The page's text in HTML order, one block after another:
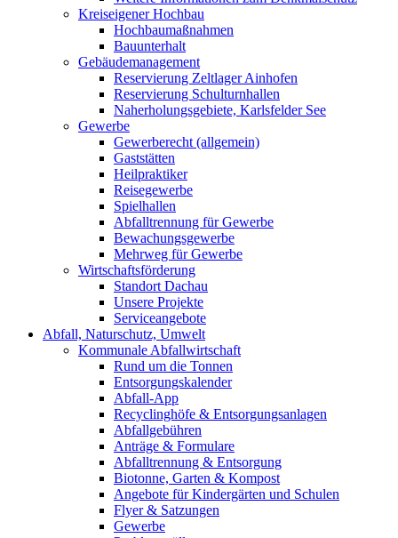
Kreiseigener Hochbau
Hochbaumaßnahmen
Bauunterhalt
Gebäudemanagement
Reservierung Zeltlager Ainhofen
Reservierung Schulturnhallen
Naherholungsgebiete, Karlsfelder See
Gewerbe
Gewerberecht (allgemein)
Gaststätten
Heilpraktiker
Reisegewerbe
Spielhallen
Abfalltrennung für Gewerbe
Bewachungsgewerbe
Mehrweg für Gewerbe
Wirtschaftsförderung
Standort Dachau
Unsere Projekte
Serviceangebote
Abfall, Naturschutz, Umwelt
Kommunale Abfallwirtschaft
Rund um die Tonnen
Entsorgungskalender
Abfall-App
Recyclinghöfe & Entsorgungsanlagen
Abfallgebühren
Anträge & Formulare
Abfalltrennung & Entsorgung
Biotonne, Garten & Kompost
Angebote für Kindergärten und Schulen
Flyer & Satzungen
Gewerbe